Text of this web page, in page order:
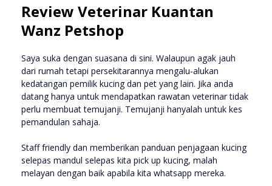
Review Veterinar Kuantan
Wanz Petshop
Saya suka dengan suasana di sini. Walaupun agak jauh
dari rumah tetapi persekitarannya mengalu-alukan
kedatangan pemilik kucing dan pet yang lain. Jika anda
datang hanya untuk mendapatkan rawatan veterinar tidak
perlu membuat temujanji. Temujanji hanyalah untuk kes
pemandulan sahaja.
Staff friendly dan memberikan panduan penjagaan kucing
selepas mandul selepas kita pick up kucing, malah
melayan dengan baik apabila kita whatsapp mereka.